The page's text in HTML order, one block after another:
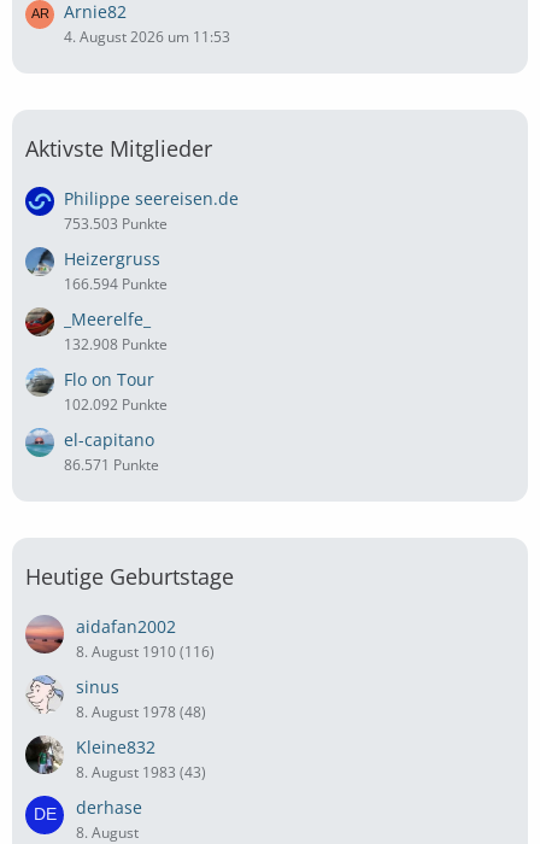
Arnie82
4. August 2026 um 11:53
Aktivste Mitglieder
Philippe seereisen.de
753.503 Punkte
Heizergruss
166.594 Punkte
_Meerelfe_
132.908 Punkte
Flo on Tour
102.092 Punkte
el-capitano
86.571 Punkte
Heutige Geburtstage
aidafan2002
8. August 1910 (116)
sinus
8. August 1978 (48)
Kleine832
8. August 1983 (43)
derhase
8. August